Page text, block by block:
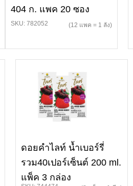
404 ก. แพค 20 ซอง
SKU: 782052 (12 แพค = 1 ลัง)
ดอยคำไลท์ น้ำเบอร์รี่
รวม40เปอร์เซ็นต์ 200 ml.
แพ็ค 3 กล่อง